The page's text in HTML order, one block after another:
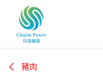
跳至內容
豬肉